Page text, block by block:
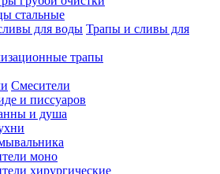
стальные
Трапы и сливы для
трапы
Смесители
и писсуаров
и душа
моно
хирургические